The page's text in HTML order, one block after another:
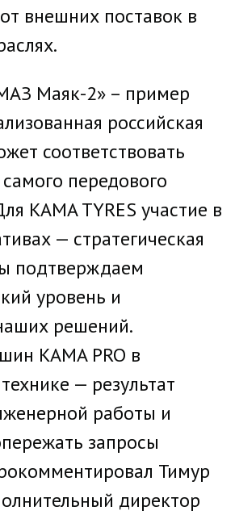
внешних поставок в
Маяк-2» – пример
российская
соответствовать
передового
KAMA TYRES участие в
— стратегическая
подтверждаем
уровень и
решений.
KAMA PRO в
— результат
работы и
запросы
Тимур
директор